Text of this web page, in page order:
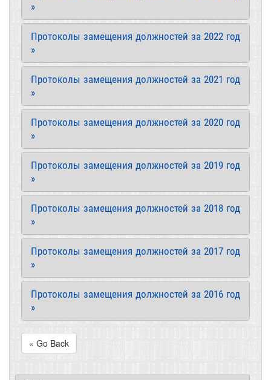
»
Протоколы замещения должностей за 2022 год
»
Протоколы замещения должностей за 2021 год
»
Протоколы замещения должностей за 2020 год
»
Протоколы замещения должностей за 2019 год
»
Протоколы замещения должностей за 2018 год
»
Протоколы замещения должностей за 2017 год
»
Протоколы замещения должностей за 2016 год
»
« Go Back